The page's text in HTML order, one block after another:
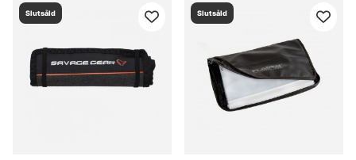
Slutsåld Slutsåld